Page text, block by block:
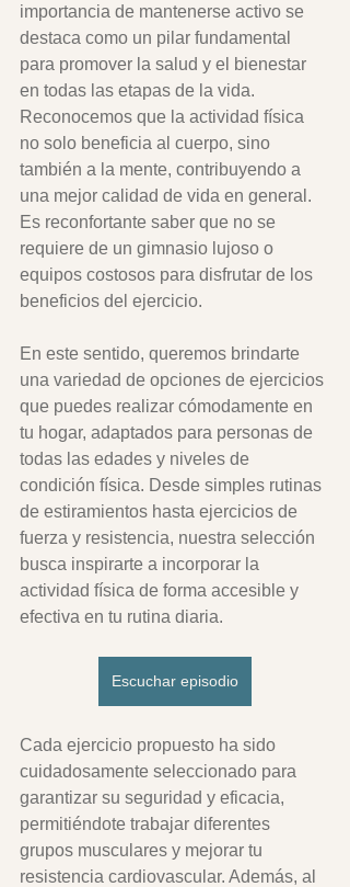
importancia de mantenerse activo se
destaca como un pilar fundamental
para promover la salud y el bienestar
en todas las etapas de la vida.
Reconocemos que la actividad física
no solo beneficia al cuerpo, sino
también a la mente, contribuyendo a
una mejor calidad de vida en general.
Es reconfortante saber que no se
requiere de un gimnasio lujoso o
equipos costosos para disfrutar de los
beneficios del ejercicio.
En este sentido, queremos brindarte
una variedad de opciones de ejercicios
que puedes realizar cómodamente en
tu hogar, adaptados para personas de
todas las edades y niveles de
condición física. Desde simples rutinas
de estiramientos hasta ejercicios de
fuerza y resistencia, nuestra selección
busca inspirarte a incorporar la
actividad física de forma accesible y
efectiva en tu rutina diaria.
Escuchar episodio
Cada ejercicio propuesto ha sido
cuidadosamente seleccionado para
garantizar su seguridad y eficacia,
permitiéndote trabajar diferentes
grupos musculares y mejorar tu
resistencia cardiovascular. Además, al